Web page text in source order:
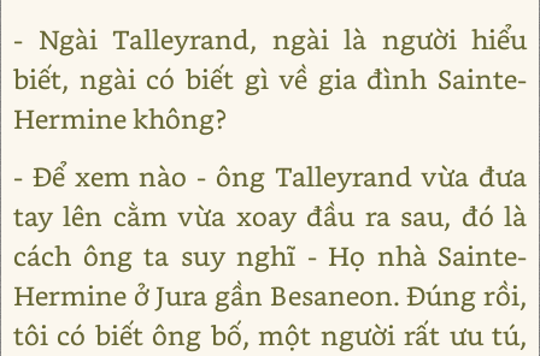
- Ngài Talleyrand, ngài là người hiểu
biết, ngài có biết gì về gia đình Sainte-
Hermine không?
- Để xem nào - ông Talleyrand vừa đưa
tay lên cằm vừa xoay đầu ra sau, đó là
cách ông ta suy nghĩ - Họ nhà Sainte-
Hermine ở Jura gần Besaneon. Đúng rồi,
tôi có biết ông bố, một người rất ưu tú,